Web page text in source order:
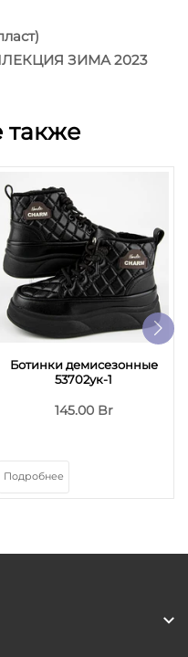
ЗИМА 2023
также
Ботинки демисезонные
53702ук-1
145.00 Br
Подробнее